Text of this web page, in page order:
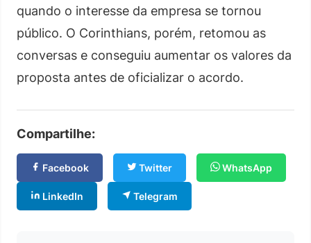
quando o interesse da empresa se tornou
público. O Corinthians, porém, retomou as
conversas e conseguiu aumentar os valores da
proposta antes de oficializar o acordo.
Compartilhe:
Facebook Twitter WhatsApp
LinkedIn Telegram